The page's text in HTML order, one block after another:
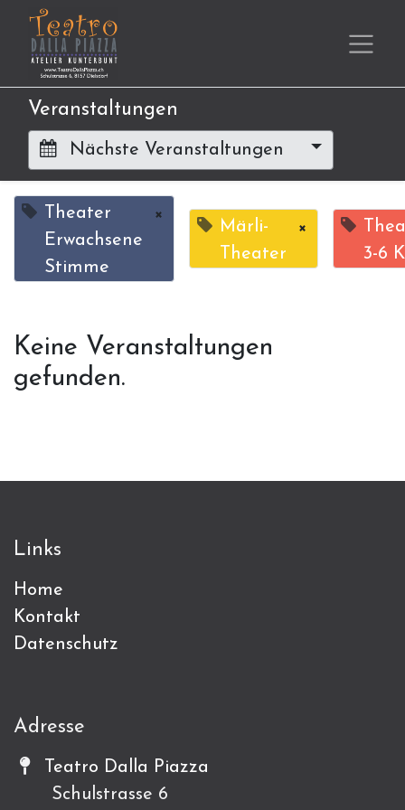
Veranstaltungen
Nächste Veranstaltungen
Theater
Erwachsene
Stimme
×
Märli-
Theater
×
3-6
Keine Veranstaltungen
gefunden.
Links
Home
Kontakt
Datenschutz
Adresse
Teatro Dalla Piazza
Schulstrasse 6